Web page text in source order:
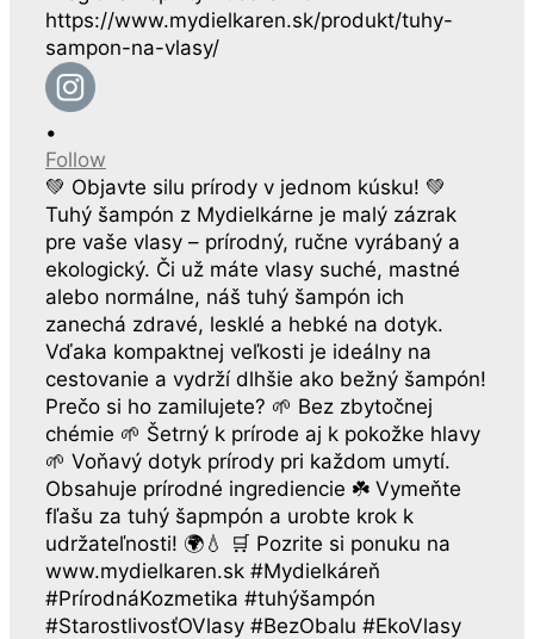
•
Follow
💚 Objavte silu prírody v jednom kúsku! 💚
Tuhý šampón z Mydielkárne je malý zázrak
pre vaše vlasy – prírodný, ručne vyrábaný a
ekologický. Či už máte vlasy suché, mastné
alebo normálne, náš tuhý šampón ich
zanechá zdravé, lesklé a hebké na dotyk.
Vďaka kompaktnej veľkosti je ideálny na
cestovanie a vydrží dlhšie ako bežný šampón!
Prečo si ho zamilujete? 🌱 Bez zbytočnej
chémie 🌱 Šetrný k prírode aj k pokožke hlavy
🌱 Voňavý dotyk prírody pri každom umytí.
Obsahuje prírodné ingrediencie ☘️ Vymeňte
fľašu za tuhý šapmpón a urobte krok k
udržateľnosti! 🌍💧 🛒 Pozrite si ponuku na
www.mydielkaren.sk #Mydielkáreň
#PrírodnáKozmetika #tuhýšampón
#StarostlivosťOVlasy #BezObalu #EkoVlasy